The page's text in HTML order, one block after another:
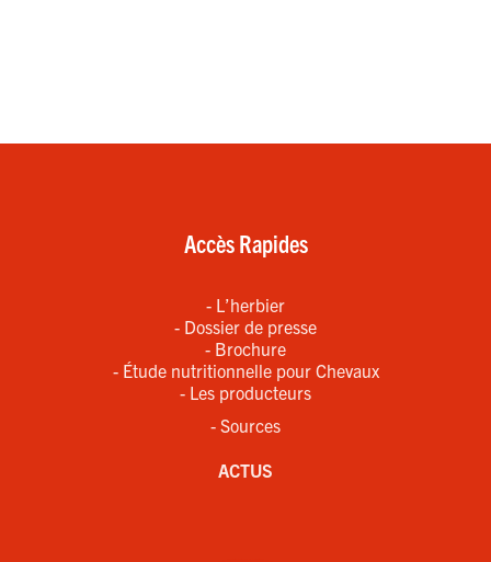
Accès Rapides
- L’herbier
- Dossier de presse
- Brochure
- Étude nutritionnelle pour Chevaux
- Les producteurs
- Sources
ACTUS